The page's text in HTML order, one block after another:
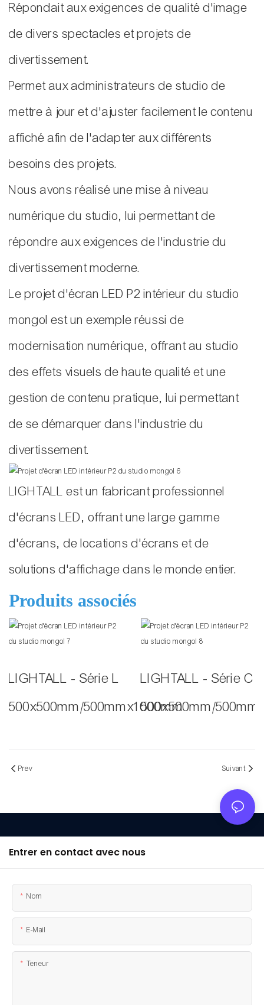
Répondait aux exigences de qualité d'image
de divers spectacles et projets de
divertissement.
Permet aux administrateurs de studio de
mettre à jour et d'ajuster facilement le contenu
affiché afin de l'adapter aux différents
besoins des projets.
Nous avons réalisé une mise à niveau
numérique du studio, lui permettant de
répondre aux exigences de l'industrie du
divertissement moderne.
Le projet d'écran LED P2 intérieur du studio
mongol est un exemple réussi de
modernisation numérique, offrant au studio
des effets visuels de haute qualité et une
gestion de contenu pratique, lui permettant
de se démarquer dans l'industrie du
divertissement.
LIGHTALL est un fabricant professionnel
d'écrans LED, offrant une large gamme
d'écrans, de locations d'écrans et de
solutions d'affichage dans le monde entier.
Produits associés
LIGHTALL - Série L
500x500mm/500mmx1000mm
LIGHTALL - Série C
500x500mm/
Prev Suivant
Entrer en contact avec nous
Nom
E-Mail
Teneur